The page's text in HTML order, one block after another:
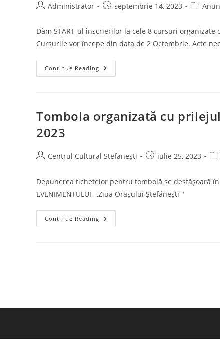
PostAdministrator
Postseptembrie 14, 2023
Post
Dăm START-ul înscrierilor la cele 8 cursuri
Cursurile vor începe din data de 2 Octombrie. Acte
Continue Reading Înscriere
La
Centrul
Cultural
Școlar
2023-
Tombola organizată cu
2023
PostCentrul Cultural Stefanești
Postiulie 25, 2023
Depunerea tichetelor pentru tombolă se desfășoară în
EVENIMENTULUI ,,Ziua Orașului Ștefănești "
Continue Reading Tombola
Organizată